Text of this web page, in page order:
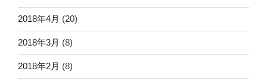
2018年4月 (20)
2018年3月 (8)
2018年2月 (8)